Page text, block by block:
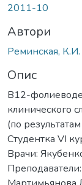
2011-10
Автори
Реминская, К.И.
Опис
В12-
клинического
(по
Студентка VI
Врачи: